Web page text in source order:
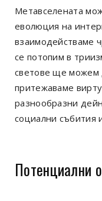
Метавселената
еволюция на
взаимодействаме
се потопим в
светове ще можем
притежаваме
разнообразни
социални събития
Потенциални